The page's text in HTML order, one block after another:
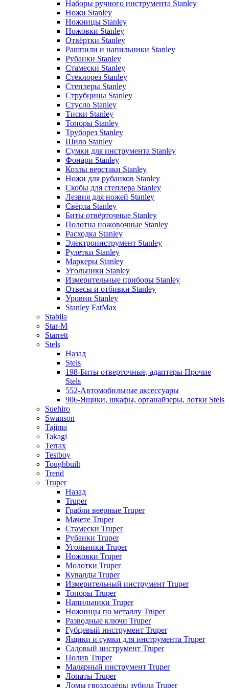
Наборы ручного инструмента Stanley
Ножи Stanley
Ножницы Stanley
Ножовки Stanley
Отвёртки Stanley
Рашпили и напильники Stanley
Рубанки Stanley
Стамески Stanley
Стеклорез Stanley
Степлеры Stanley
Струбцины Stanley
Стусло Stanley
Тиски Stanley
Топоры Stanley
Труборез Stanley
Шило Stanley
Сумки для инструмента Stanley
Фонари Stanley
Козлы верстаки Stanley
Ножи для рубанков Stanley
Скобы для степлера Stanley
Лезвия для ножей Stanley
Свёрла Stanley
Биты отвёрточные Stanley
Полотна ножовочные Stanley
Расходка Stanley
Электроинструмент Stanley
Рулетки Stanley
Маркеры Stanley
Угольники Stanley
Измерительные приборы Stanley
Отвесы и отбивки Stanley
Уровни Stanley
Stanley FatMax
Stabila
Star-M
Starrett
Stels
Назад
Stels
198-Биты отверточные, адаптеры Прочие
Stels
552-Автомобильные аксессуары
906-Ящики, шкафы, органайзеры, лотки Stels
Suehiro
Swanson
Tajima
Takagi
Terrax
Testboy
Toughbuilt
Trend
Truper
Назад
Truper
Грабли веерные Truper
Мачете Truper
Стамески Truper
Рубанки Truper
Угольники Truper
Ножовки Truper
Молотки Truper
Кувалды Truper
Измерительный инструмент Truper
Топоры Truper
Напильники Truper
Ножницы по металлу Truper
Разводные ключи Truper
Губцевый инструмент Truper
Ящики и сумки для инструмента Truper
Садовый инструмент Truper
Полив Truper
Малярный инструмент Truper
Лопаты Truper
Ломы гвоздодёры зубила Truper